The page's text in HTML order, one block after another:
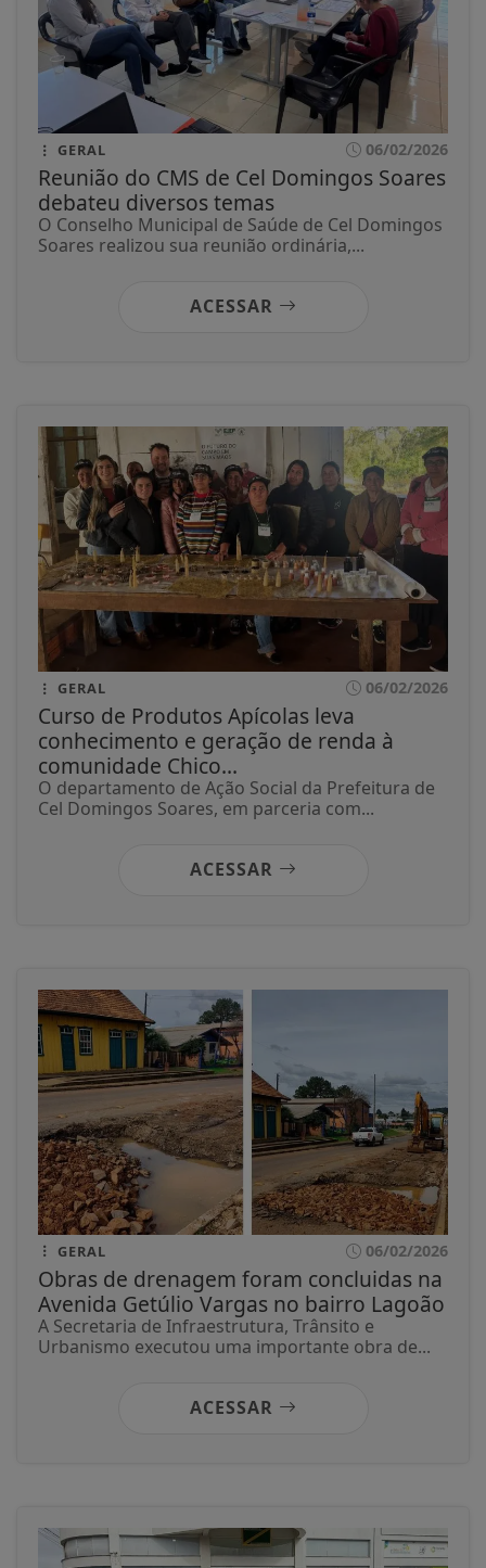
GERAL 06/02/2026
Reunião do CMS de Cel Domingos Soares
debateu diversos temas
O Conselho Municipal de Saúde de Cel Domingos
Soares realizou sua reunião ordinária,...
ACESSAR
GERAL 06/02/2026
Curso de Produtos Apícolas leva
conhecimento e geração de renda à
comunidade Chico...
O departamento de Ação Social da Prefeitura de
Cel Domingos Soares, em parceria com...
ACESSAR
GERAL 06/02/2026
Obras de drenagem foram concluidas na
Avenida Getúlio Vargas no bairro Lagoão
A Secretaria de Infraestrutura, Trânsito e
Urbanismo executou uma importante obra de...
ACESSAR